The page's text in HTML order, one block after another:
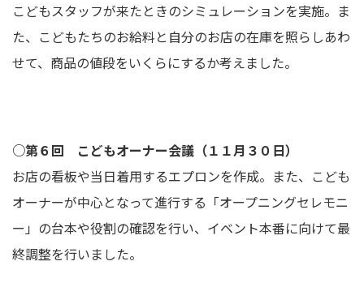
こどもスタッフが来たときのシミュレーションを実施。ま
た、こどもたちのお給料と自分のお店の在庫を照らしあわ
せて、商品の値段をいくらにするか考えました。
○第６回 こどもオーナー会議（１１月３０日）
お店の看板や当日着用するエプロンを作成。また、こども
オーナーが中心となって進行する「オープニングセレモニ
ー」の台本や役割の確認を行い、イベント本番に向けて最
終調整を行いました。